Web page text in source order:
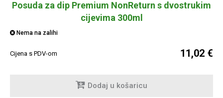
Posuda za dip Premium NonReturn s dvostrukim
cijevima 300ml
Nema na zalihi
Cijena s PDV-om 11,02 €
Dodaj u košaricu